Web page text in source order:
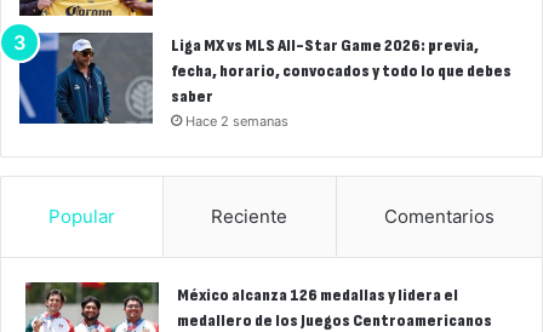
Liga MX vs MLS All-Star Game 2026: previa,
fecha, horario, convocados y todo lo que debes
saber
Hace 2 semanas
Popular Reciente Comentarios
México alcanza 126 medallas y lidera el
medallero de los Juegos Centroamericanos